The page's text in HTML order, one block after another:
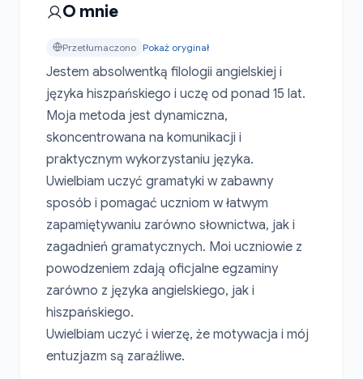
O mnie
Przetłumaczono Pokaż oryginał
Jestem absolwentką filologii angielskiej i
języka hiszpańskiego i uczę od ponad 15 lat.
Moja metoda jest dynamiczna,
skoncentrowana na komunikacji i
praktycznym wykorzystaniu języka.
Uwielbiam uczyć gramatyki w zabawny
sposób i pomagać uczniom w łatwym
zapamiętywaniu zarówno słownictwa, jak i
zagadnień gramatycznych. Moi uczniowie z
powodzeniem zdają oficjalne egzaminy
zarówno z języka angielskiego, jak i
hiszpańskiego.
Uwielbiam uczyć i wierzę, że motywacja i mój
entuzjazm są zaraźliwe.